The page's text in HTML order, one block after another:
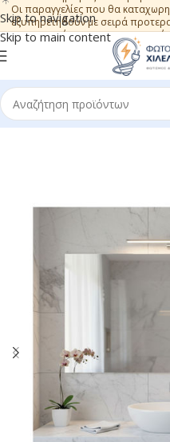
Skip to navigation
Skip to main content
Οι παραγγελίες που θα
εξυπηρετηθούν με σειρά
ευχαριστούμε για την